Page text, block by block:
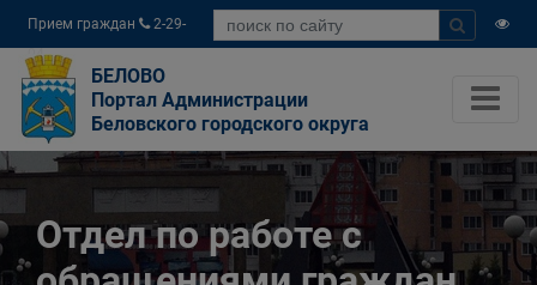
Прием граждан
2-29-
04
БЕЛОВО
Портал Администрации
Беловского городского округа
Отдел по работе с